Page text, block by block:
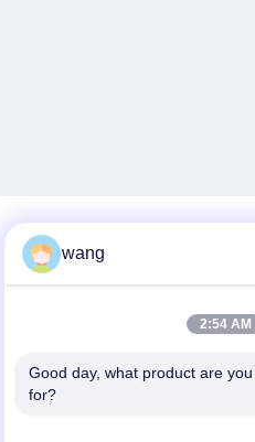
86-029-33786435
wang
2:54 AM
Good day, what product are
for?